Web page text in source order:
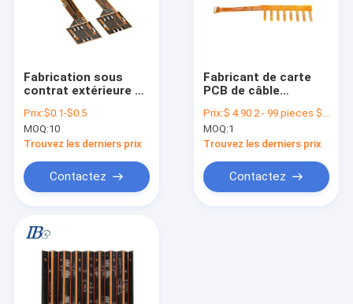
Produits
Au sujet de nous
Fabrication sous
contrat extérieure de
carte PCB de bâti
d'IBE 1-32L
Prix:$0.1-$0.5
MOQ:10
Trouvez les derniers prix
Contactez
Fabricant de carte
PCB de câble
dispositif médical
PCBA FPC de service
d'ODM d'OEM
Prix:$ 4.90 2 - 99 pieces $2.90 100 - 999 pieces $0.90>= 1000 pieces
MOQ:1
Trouvez les derniers prix
Contactez